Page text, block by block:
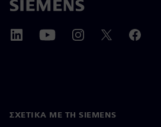
ΣΧΕΤΙΚΆ ΜΕ ΤΗ SIEMENS